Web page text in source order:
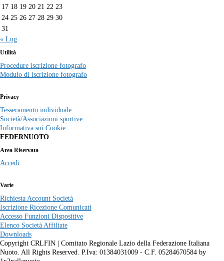
17 18 19 20 21 22 23
24 25 26 27 28 29 30
31
« Lug
Utilità
Procedure iscrizione fotografo
Modulo di iscrizione fotografo
Privacy
Tesseramento individuale
Società/Associazioni sportive
Informativa sui Cookie
FEDERNUOTO
Area Riservata
Accedi
Varie
Richiesta Account Società
Iscrizione Ricezione Comunicati
Accesso Funzioni Dispositive
Elenco Società Affiliate
Downloads
Copyright CRLFIN | Comitato Regionale Lazio della Federazione Italiana
Nuoto. All Rights Reserved. P.Iva: 01384031009 - C.F. 05284670584 by